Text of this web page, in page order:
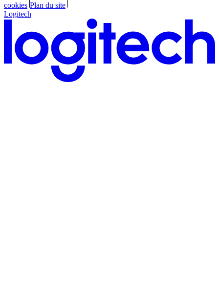
cookies Plan du site
Logitech